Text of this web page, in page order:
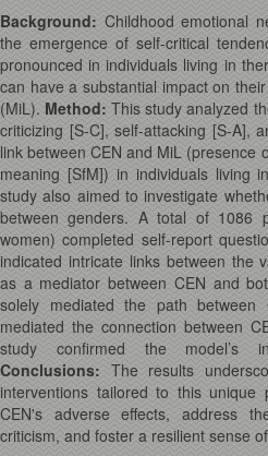
Background: Childhood emotional
the emergence of self-critical
pronounced in individuals living in
can have a substantial impact on
(MiL).Method: This study analyzed
criticizing [S-C], self-attacking [S-A],
link between CEN and MiL (presence
meaning [SfM]) in individuals living
study also aimed to investigate
between genders. A total of 1086
women) completed self-report
indicated intricate links between the
as a mediator between CEN and
solely mediated the path
mediated the connection between
study confirmed the model’s
Conclusions: The results
interventions tailored to this
CEN's adverse effects, address
criticism, and foster a resilient sense